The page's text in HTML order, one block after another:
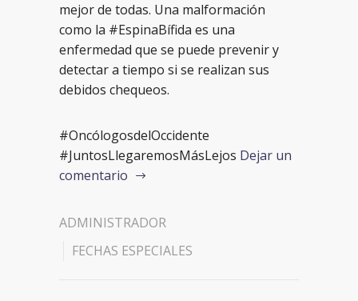
mejor de todas. Una malformación
como la #EspinaBífida es una
enfermedad que se puede prevenir y
detectar a tiempo si se realizan sus
debidos chequeos.
#OncólogosdelOccidente
#JuntosLlegaremosMásLejos Dejar un
comentario
ADMINISTRADOR
FECHAS ESPECIALES